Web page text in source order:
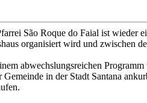
São Roque do Faial ist wieder
organisiert wird und zwischen
abwechslungsreichen
Gemeinde in der Stadt Santana